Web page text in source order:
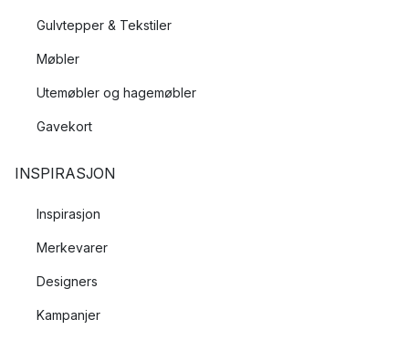
Gulvtepper & Tekstiler
Møbler
Utemøbler og hagemøbler
Gavekort
INSPIRASJON
Inspirasjon
Merkevarer
Designers
Kampanjer